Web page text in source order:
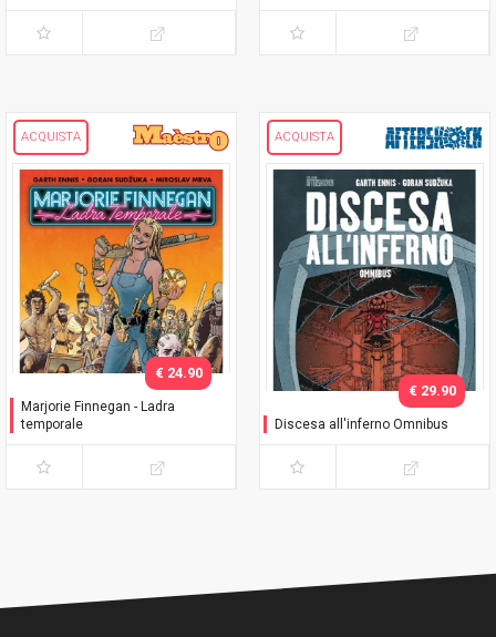
ACQUISTA
Marjorie Finnegan - Ladra
temporale
€ 24.90
ACQUISTA
Discesa all'inferno Omnibus
€ 29.90